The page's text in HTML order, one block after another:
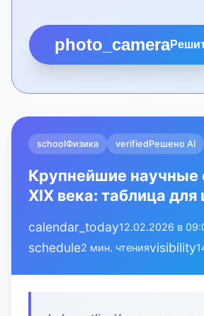
photo_camera
schoolФизика verifiedРешено AI
Крупнейшие научные
XIX века: таблица
calendar_today12.02.2026 в
schedule2 мин. чтенияvisibility